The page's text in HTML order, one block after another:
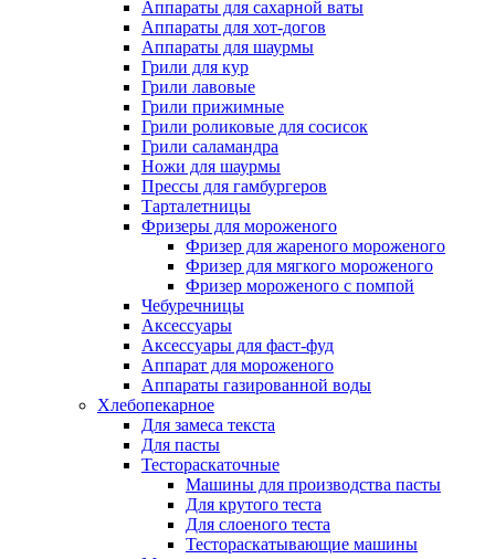
Аппараты для сахарной ваты
Аппараты для хот-догов
Аппараты для шаурмы
Грили для кур
Грили лавовые
Грили прижимные
Грили роликовые для сосисок
Грили саламандра
Ножи для шаурмы
Прессы для гамбургеров
Тарталетницы
Фризеры для мороженого
Фризер для жареного мороженого
Фризер для мягкого мороженого
Фризер мороженого с помпой
Чебуречницы
Аксессуары
Аксессуары для фаст-фуд
Аппарат для мороженого
Аппараты газированной воды
Хлебопекарное
Для замеса текста
Для пасты
Тестораскаточные
Машины для производства пасты
Для крутого теста
Для слоеного теста
Тестораскатывающие машины